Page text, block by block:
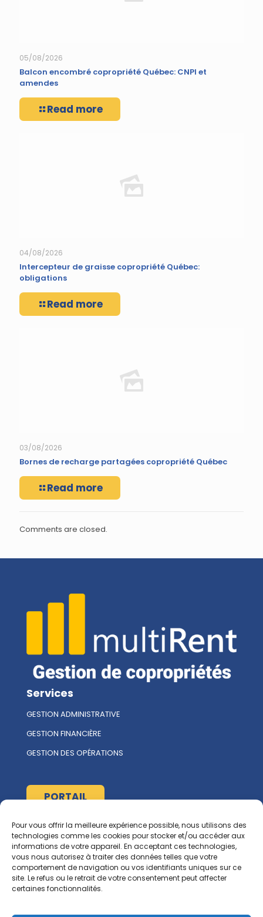
Pour vous offrir la meilleure expérience possible, nous utilisons des
technologies comme les cookies pour stocker et/ou accéder aux
informations de votre appareil. En acceptant ces technologies,
vous nous autorisez à traiter des données telles que votre
comportement de navigation ou vos identifiants uniques sur ce
site. Le refus ou le retrait de votre consentement peut affecter
certaines fonctionnalités.
05/08/2026
Balcon encombré copropriété Québec: CNPI et
amendes
Read more
04/08/2026
Intercepteur de graisse copropriété Québec:
obligations
Read more
03/08/2026
Bornes de recharge partagées copropriété Québec
Read more
Comments are closed.
Services
GESTION ADMINISTRATIVE
GESTION FINANCIÈRE
GESTION DES OPÉRATIONS
PORTAIL
À propos
L'ÉQUIPE MULTIRENT
NOUS CONTACTER